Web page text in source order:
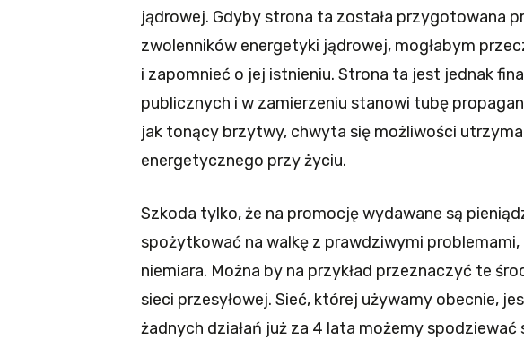
jądrowej. Gdyby strona ta została przygotowana
zwolenników energetyki jądrowej, mogłabym
i zapomnieć o jej istnieniu. Strona ta jest jednak
publicznych i w zamierzeniu stanowi tubę
jak tonący brzytwy, chwyta się możliwości
energetycznego przy życiu.
Szkoda tylko, że na promocję wydawane są
spożytkować na walkę z prawdziwymi
niemiara. Można by na przykład przeznaczyć te
sieci przesyłowej. Sieć, której używamy obecnie,
żadnych działań już za 4 lata możemy